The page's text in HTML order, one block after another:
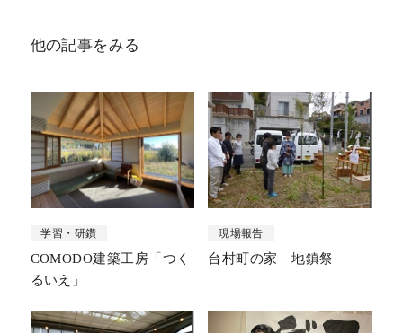
他の記事をみる
学習・研鑽
COMODO建築工房「つく
るいえ」
現場報告
台村町の家 地鎮祭